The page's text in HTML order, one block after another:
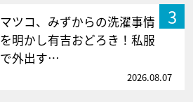
3
マツコ、みずからの洗濯事情
を明かし有吉おどろき！私服
で外出す…
2026.08.07